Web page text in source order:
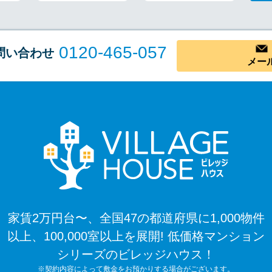
い合わせ 0120-465-057 メー
家賃2万円台〜、全国47の都道府県に1,000物件
以上、100,000室以上を展開! 低価格マンション
シリーズのビレッジハウス！
※契約内容によって敷金をお預かりする場合がございます。